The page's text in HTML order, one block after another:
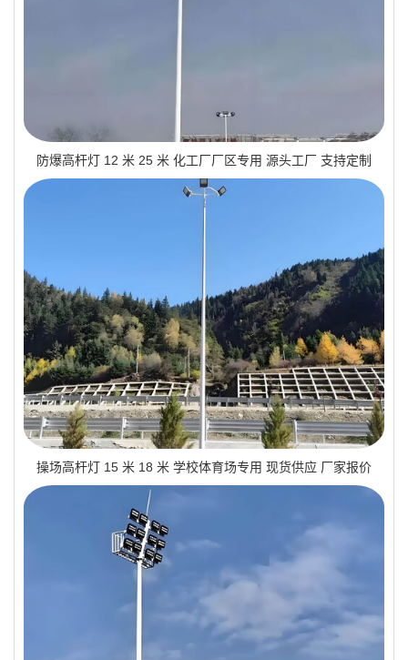
防爆高杆灯 12 米 25 米 化工厂厂区专用 源头工厂 支持定制
操场高杆灯 15 米 18 米 学校体育场专用 现货供应 厂家报价